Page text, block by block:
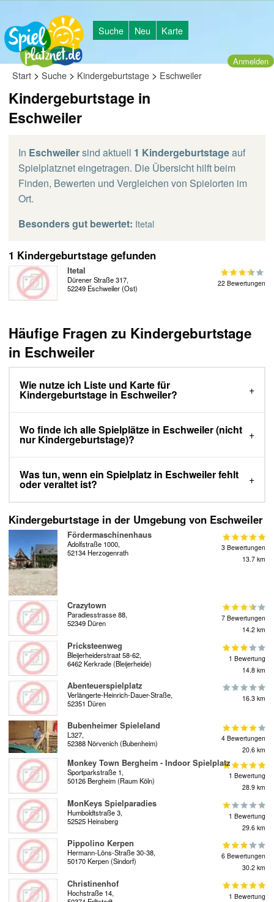
Suche Neu Karte
Anmelden
Start > Suche > Kindergeburtstage > Eschweiler
Kindergeburtstage in
Eschweiler
In Eschweilersind aktuell 1 Kindergeburtstageauf
Spielplatznet eingetragen. Die Übersicht hilft beim
Finden, Bewerten und Vergleichen von Spielorten im
Ort.
Besonders gut bewertet: Itetal
1 Kindergeburtstage gefunden
Itetal
Dürener Straße 317,
52249 Eschweiler (Ost)
22 Bewertungen
Häufige Fragen zu Kindergeburtstage
in Eschweiler
Wie nutze ich Liste und Karte für
Kindergeburtstage in Eschweiler?
Wo finde ich alle Spielplätze in Eschweiler (nicht
nur Kindergeburtstage)?
Was tun, wenn ein Spielplatz in Eschweiler fehlt
oder veraltet ist?
Kindergeburtstage in der Umgebung von Eschweiler
Fördermaschinenhaus
Adolfstraße 1000,
52134 Herzogenrath
3 Bewertungen
13.7 km
Crazytown
Paradiesstrasse 88,
52349 Düren
7 Bewertungen
14.2 km
Pricksteenweg
Bleijerheiderstraat 58-62,
6462 Kerkrade (Bleijerheide)
1 Bewertung
14.8 km
Abenteuerspielplatz
Verlängerte-Heinrich-Dauer-Straße,
52351 Düren
16.3 km
Bubenheimer Spieleland
L327,
52388 Nörvenich (Bubenheim)
4 Bewertungen
20.6 km
Monkey Town Bergheim - Indoor Spielplatz
Sportparkstraße 1,
50126 Bergheim (Raum Köln)
1 Bewertung
28.9 km
MonKeys Spielparadies
Humboldtstraße 3,
52525 Heinsberg
1 Bewertung
29.6 km
Pippolino Kerpen
Hermann-Löns-Straße 30-38,
50170 Kerpen (Sindorf)
6 Bewertungen
30.2 km
Christinenhof
Hochstraße 14,
1 Bewertung